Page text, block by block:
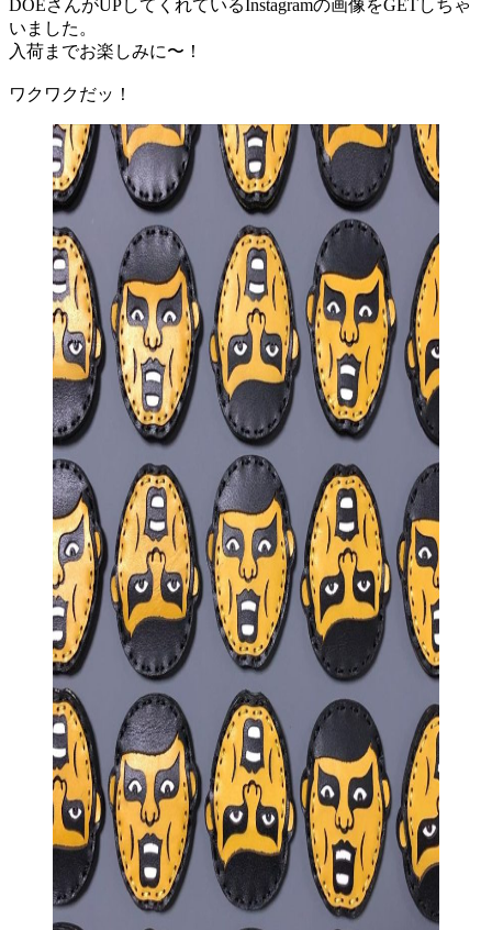
DOEさんがUPしてくれているInstagramの画像をGETしちゃ
いました。
入荷までお楽しみに〜！
ワクワクだッ！